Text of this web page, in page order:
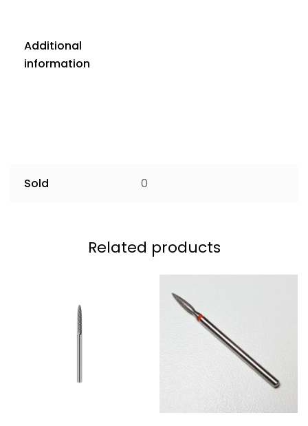
Additional
information
Sold 0
Related products